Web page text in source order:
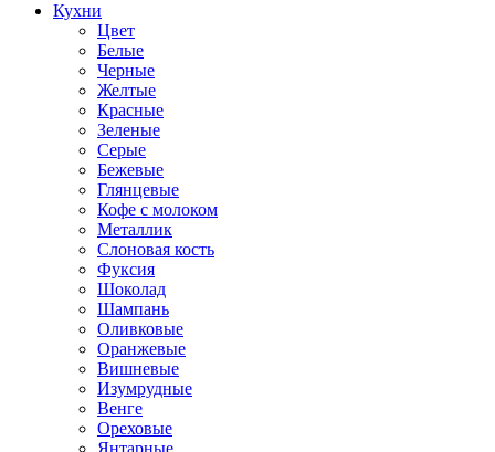
Кухни
Цвет
Белые
Черные
Желтые
Красные
Зеленые
Серые
Бежевые
Глянцевые
Кофе с молоком
Металлик
Слоновая кость
Фуксия
Шоколад
Шампань
Оливковые
Оранжевые
Вишневые
Изумрудные
Венге
Ореховые
Янтарные